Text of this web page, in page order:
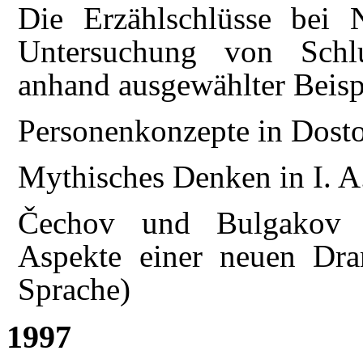
Die Erzählschlüsse bei
Untersuchung von
anhand ausgewählter
Personenkonzepte in
Mythisches Denken in I.
Čechov und Bulgakov
Aspekte einer neuen
Sprache)
1997